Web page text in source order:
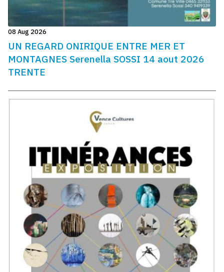
08 Aug 2026
UN REGARD ONIRIQUE ENTRE MER ET
MONTAGNES Serenella SOSSI 14 aout 2026
TRENTE